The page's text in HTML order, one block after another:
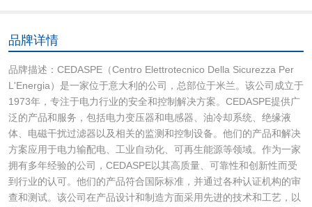
品牌详情
品牌描述：CEDASPE（Centro Elettrotecnico Della Sicurezza Per
L'Energia）是一家位于意大利的公司，总部位于米兰。该公司成立于
1973年，专注于电力行业的安全和控制解决方案。CEDASPE提供广
泛的产品和服务，包括电力变压器和电感器、油冷却系统、绝缘液
体、电磁干扰过滤器以及相关的监测和控制设备。他们的产品和解决
方案应用于电力输配电、工业自动化、可再生能源等领域。作为一家
拥有多年经验的公司，CEDASPE以其高质量、可靠性和创新性而受
到行业的认可。他们的产品符合国际标准，并通过各种认证机构的审
查和测试。该公司在产品设计和制造方面采用先进的技术和工艺，以